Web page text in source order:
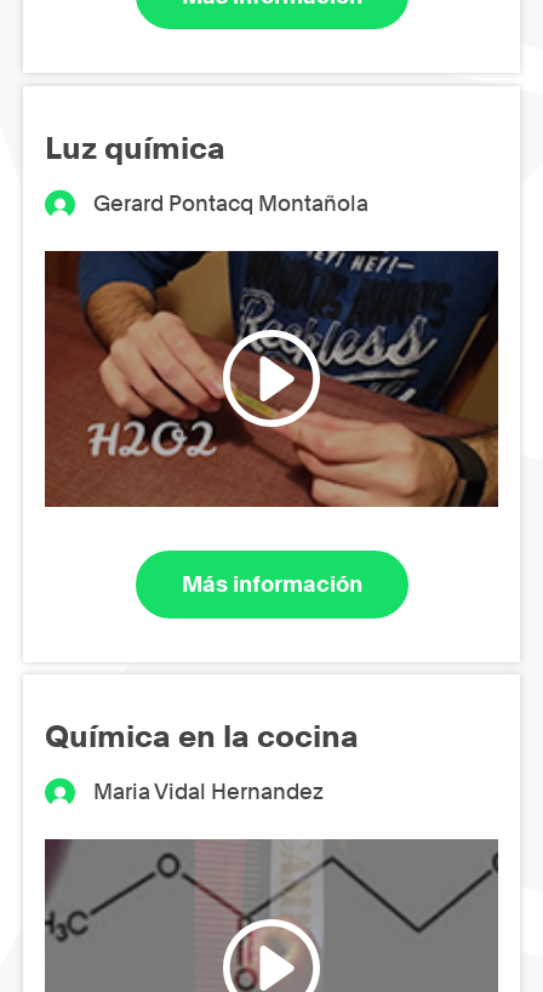
Luz química
Gerard Pontacq Montañola
Más información
Química en la cocina
Maria Vidal Hernandez